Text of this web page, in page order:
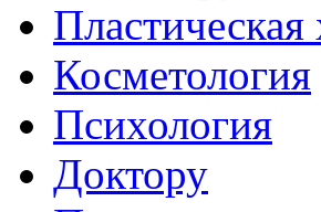
Пластическая
Косметология
Психология
Доктору